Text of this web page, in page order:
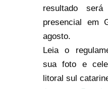
resultado
presencial em
agosto.
Leia o
sua foto e
litoral sul